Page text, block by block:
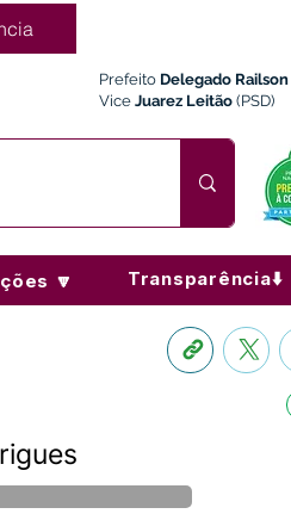
Prefeito Delegado Railson
Vice Juarez Leitão (PSD)
🔽 Transparência⬇️